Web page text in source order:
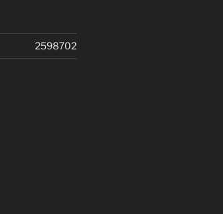
2598702